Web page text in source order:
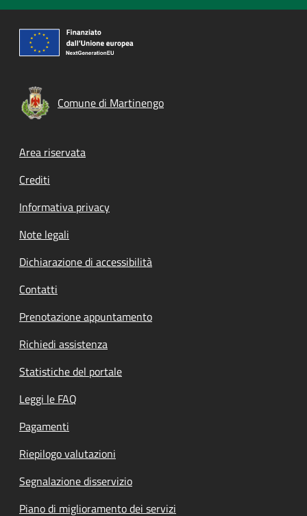
Comune di Martinengo
Footer menu
Area riservata
Crediti
Informativa privacy
Note legali
Dichiarazione di accessibilità
Contatti
Prenotazione appuntamento
Richiedi assistenza
Statistiche del portale
Leggi le FAQ
Pagamenti
Riepilogo valutazioni
Segnalazione disservizio
Piano di miglioramento dei servizi